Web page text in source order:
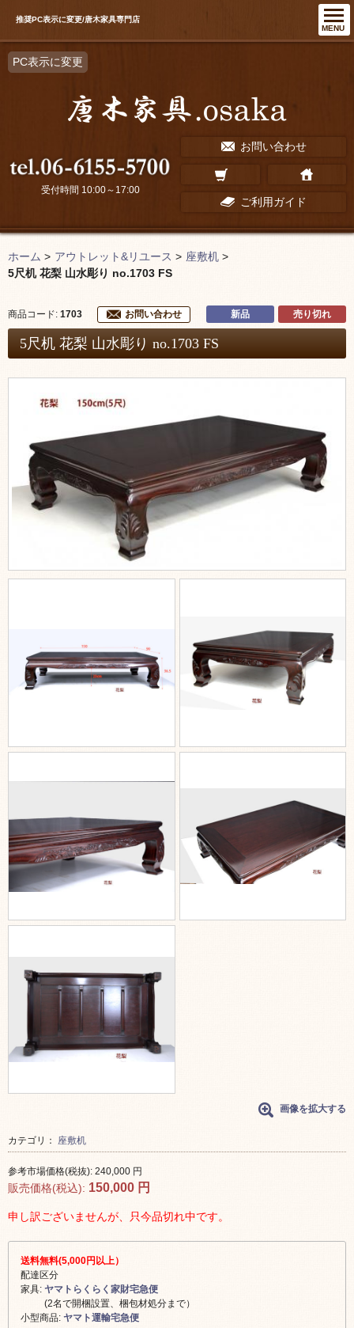
MENU
推奨PC表示に変更/唐木家具専門店
PC表示に変更
お問い合わせ
ご利用ガイド
受付時間 10:00～17:00
ホーム > アウトレット&リユース > 座敷机 >
5尺机 花梨 山水彫り no.1703 FS
商品コード: 1703 お問い合わせ 新品 売り切れ
5尺机 花梨 山水彫り no.1703 FS
画像を拡大する
カテゴリ： 座敷机
参考市場価格(税抜): 240,000 円
販売価格(税込): 150,000 円
申し訳ございませんが、只今品切れ中です。
送料無料(5,000円以上）
配達区分
家具: ヤマトらくらく家財宅急便
(2名で開梱設置、梱包材処分まで）
小型商品: ヤマト運輸宅急便